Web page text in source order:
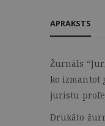
APRAKSTS
Žurnāls
ko izmantot
juristu
Drukāto